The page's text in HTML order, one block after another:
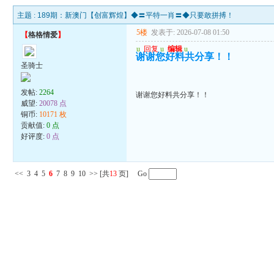
主题 : 189期：新澳门【创富辉煌】◆〓平特一肖〓◆只要敢拼搏！
【格格情爱】
圣骑士
发帖:2264
威望:20078 点
铜币: 10171 枚
贡献值:0 点
好评度:0 点
5楼 发表于: 2026-07-08 01:50
u 回复 u 编辑 u
谢谢您好料共分享！！
谢谢您好料共分享！！
<< 3 4 5 6 7 8 9 10 >> [共13 页] Go